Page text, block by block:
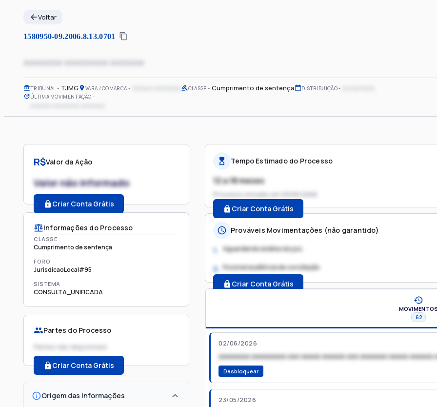
Voltar
1580950-09.2006.8.13.0701
xxxxxxxx xxxxxxxxx xxxxxxx
TRIBUNAL TJMG VARA / COMARCA CLASSE Cumprimento de sentença DISTRIBUIÇÃO
ÚLTIMA MOVIMENTAÇÃO
R$Valor da Ação
Valor não informado
Criar Conta Grátis
Informações do Processo
CLASSE
Cumprimento de sentença
FORO
JurisdicaoLocal#95
SISTEMA
CONSULTA_UNIFICADA
Partes do Processo
Partes não disponíveis
Criar Conta Grátis
Origem das informações
Tempo Estimado do Processo
12 a 18 meses
Processo iniciado em
Criar Conta Grátis
Prováveis Movimentações (não garantido)
1. Aguardando análise do juiz
2. Possível audiência de conciliação
Criar Conta Grátis
MOVIMENTOS
62
02/06/2026
xxxxxxxx xxxxxxxxx xxx xxxxx xxxxxx xxx xxxxxxx xxxxx xxxxxx
Desbloquear
23/05/2026